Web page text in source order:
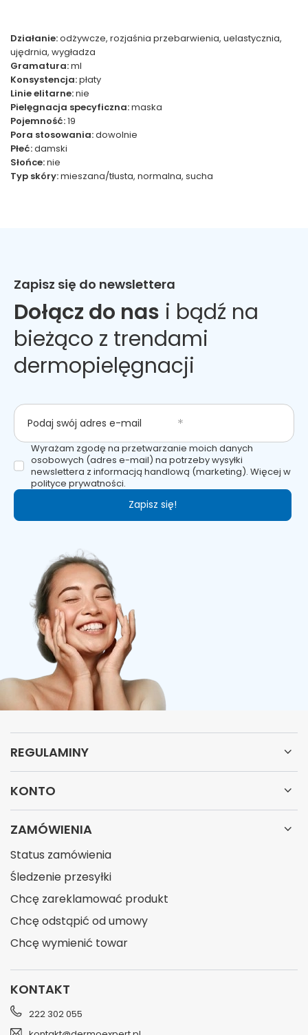
Działanie:odżywcze, rozjaśnia przebarwienia, uelastycznia,
ujędrnia, wygładza
Gramatura:ml
Konsystencja:płaty
Linie elitarne:nie
Pielęgnacja specyficzna:maska
Pojemność:19
Pora stosowania:dowolnie
Płeć:damski
Słońce:nie
Typ skóry:mieszana/tłusta, normalna, sucha
Zapisz się do newslettera
Dołącz do nas i bądź na
bieżąco z trendami
dermopielęgnacji
Podaj swój adres e-mail
Wyrażam zgodę na przetwarzanie moich danych
osobowych (adres e-mail) na potrzeby wysyłki
newslettera z informacją handlową (marketing). Więcej w
polityce prywatności.
Zapisz się!
REGULAMINY
KONTO
ZAMÓWIENIA
Status zamówienia
Śledzenie przesyłki
Chcę zareklamować produkt
Chcę odstąpić od umowy
Chcę wymienić towar
KONTAKT
222 302 055